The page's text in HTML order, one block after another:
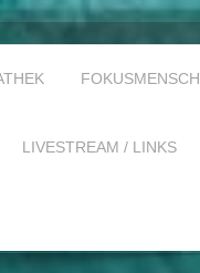
FOKUSMENSCH
LIVESTREAM / LINKS